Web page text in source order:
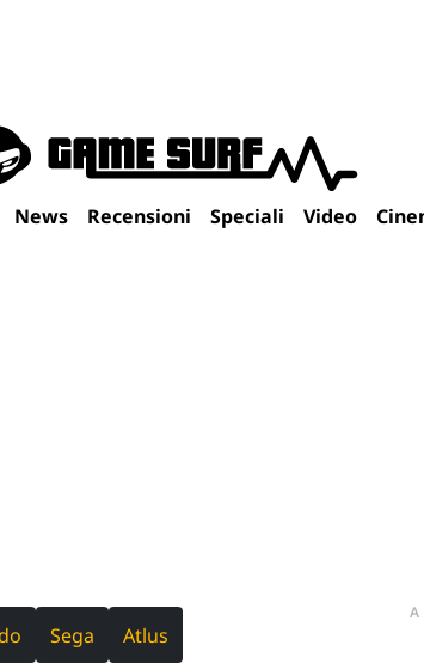
News Recensioni Speciali Video
Sega Atlus